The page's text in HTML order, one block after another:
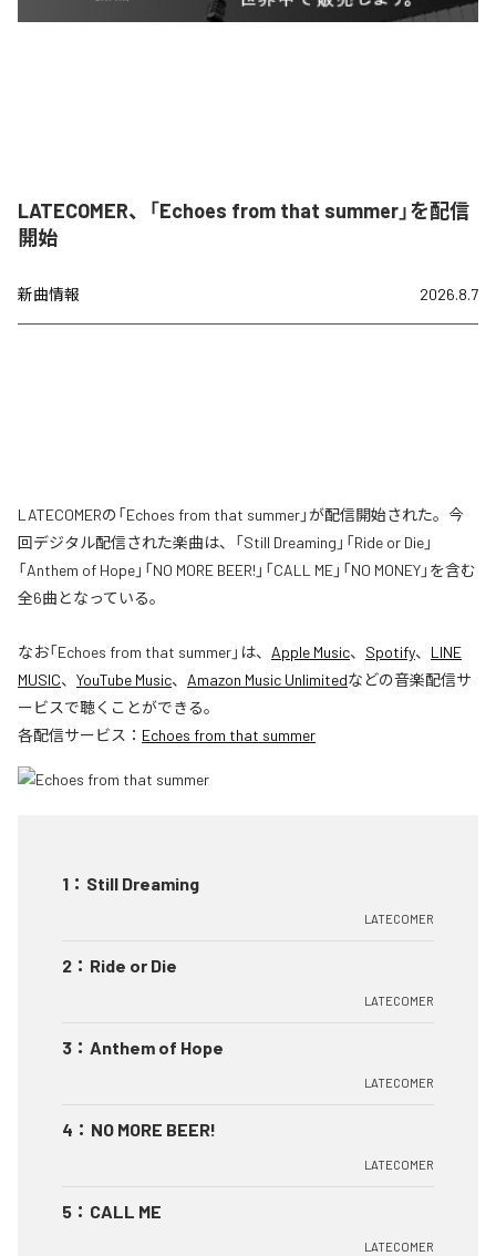
LATECOMER、「Echoes from that summer」を配信
開始
新曲情報 2026.8.7
LATECOMERの「Echoes from that summer」が配信開始された。今
回デジタル配信された楽曲は、「Still Dreaming」「Ride or Die」
「Anthem of Hope」「NO MORE BEER!」「CALL ME」「NO MONEY」を含む
全6曲となっている。
なお「Echoes from that summer」は、 Apple Music、 Spotify、 LINE
MUSIC、 YouTube Music、 Amazon Music Unlimitedなどの音楽配信サ
ービスで聴くことができる。
各配信サービス： Echoes from that summer
1 ： Still Dreaming
LATECOMER
2 ： Ride or Die
LATECOMER
3 ： Anthem of Hope
LATECOMER
4 ： NO MORE BEER!
LATECOMER
5 ： CALL ME
LATECOMER